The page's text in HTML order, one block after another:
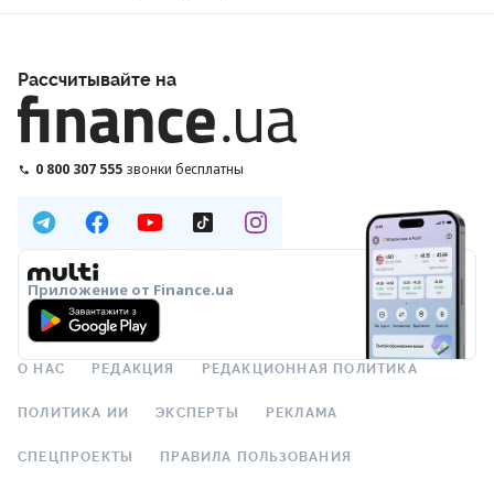
Рассчитывайте на
0 800 307 555 звонки бесплатны
Приложение от Finance.ua
О НАС РЕДАКЦИЯ РЕДАКЦИОННАЯ ПОЛИТИКА
ПОЛИТИКА ИИ ЭКСПЕРТЫ РЕКЛАМА
СПЕЦПРОЕКТЫ ПРАВИЛА ПОЛЬЗОВАНИЯ